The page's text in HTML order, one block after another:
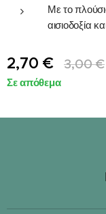
Με το
αισιοδοξία
2,70 € 3,00€
Σε απόθεμα